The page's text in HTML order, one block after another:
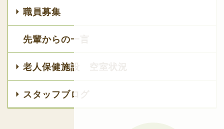
職員募集
先輩からの一言
老人保健施設 空室状況
スタッフブログ